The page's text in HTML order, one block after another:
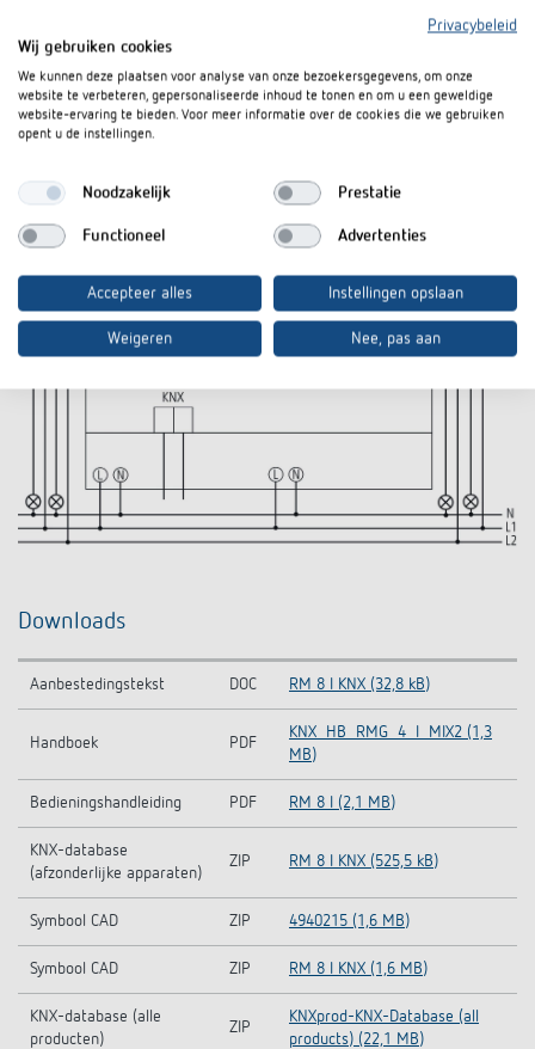
Downloads
Aanbestedingstekst DOC RM 8 I KNX (32,8 kB)
Handboek PDF
KNX_HB_RMG_4_I_MIX2 (1,3
MB)
Bedieningshandleiding PDF RM 8 I (2,1 MB)
KNX-database
(afzonderlijke apparaten)
ZIP RM 8 I KNX (525,5 kB)
Symbool CAD ZIP 4940215 (1,6 MB)
Symbool CAD ZIP RM 8 I KNX (1,6 MB)
KNX-database (alle
producten)
ZIP
KNXprod-KNX-Database (all
products) (22,1 MB)
Privacybeleid
Wij gebruiken cookies
We kunnen deze plaatsen voor analyse van onze bezoekersgegevens, om onze
website te verbeteren, gepersonaliseerde inhoud te tonen en om u een geweldige
website-ervaring te bieden. Voor meer informatie over de cookies die we gebruiken
opent u de instellingen.
Noodzakelijk Prestatie
Functioneel Advertenties
Accepteer alles Instellingen opslaan
Weigeren Nee, pas aan